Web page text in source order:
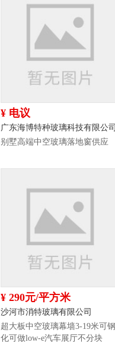
¥ 电议
广东海博特种玻璃科技有限公
别墅高端中空玻璃落地窗供应
¥ 290元/平方米
沙河市消特玻璃有限公司
超大板中空玻璃幕墙3-19米可钢
化可做low-e汽车展厅不分块